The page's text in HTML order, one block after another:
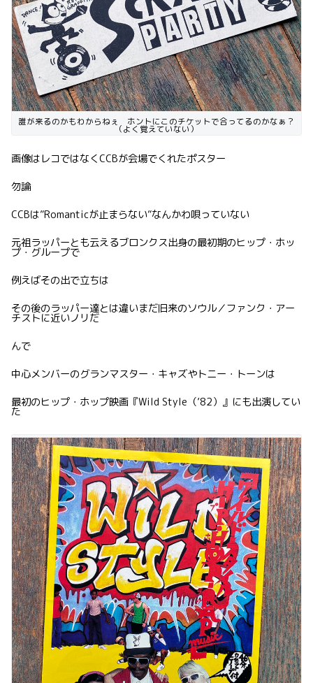
誰が来るのかもわからねぇ ホントにこのチケットで合ってるのかなぁ？
（よく覚えていない）
画像はレコではなくCCBが会場でくれたポスター
勿論
CCBは”Romanticが止まらない”なんかわ唄っていない
元祖ラッパーとも云えるブロンクス出身の最初期のヒップ・ホッ
プ・グループで
例えばその出で立ちは
その後のラッパー達とは違いまだ旧来のソウル／ファンク・アー
チストに近いノリだ
んで
中心メンバーのグランマスター・キャズやトニー・トーンは
最初のヒップ・ホップ映画『Wild Style（’82）』にも出演してい
た